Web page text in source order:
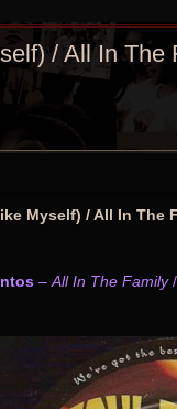
/ All In The
Myself) / All In The
‎– All In The Family/